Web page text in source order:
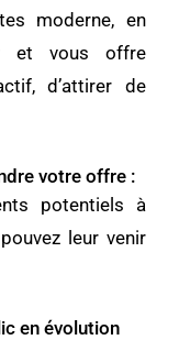
moderne, en
et vous offre
d’attirer de
votre offre :
potentiels à
leur venir
en évolution